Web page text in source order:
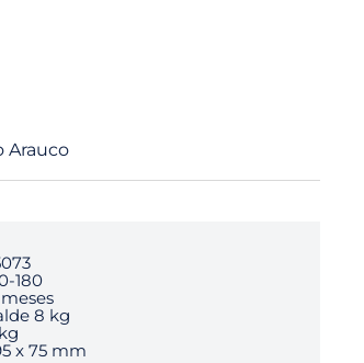
Arauco
180
meses
8 kg
x 75 mm